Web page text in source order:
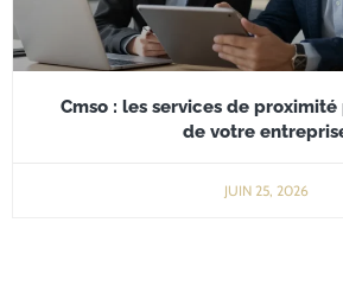
Cmso : les services de
de votre
JUIN 25, 2026